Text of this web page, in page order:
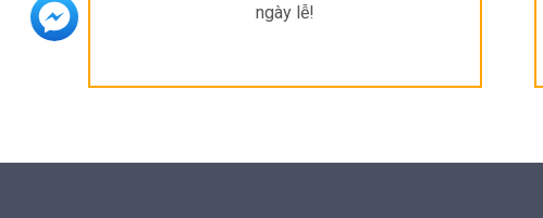
ngày lễ!